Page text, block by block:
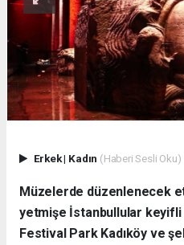
Erkek| Kadın (Haberi Sesli Oku)
Müzelerde düzenlenecek
yetmişe İstanbullular
Festival Park Kadıköy ve